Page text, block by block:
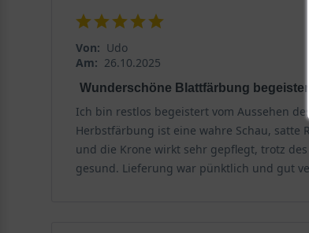
Von: Udo
Am: 26.10.2025
Wunderschöne Blattfärbung begeistert
Ich bin restlos begeistert vom Aussehen
Herbstfärbung ist eine wahre Schau, satte
und die Krone wirkt sehr gepflegt, trotz
gesund. Lieferung war pünktlich und gut